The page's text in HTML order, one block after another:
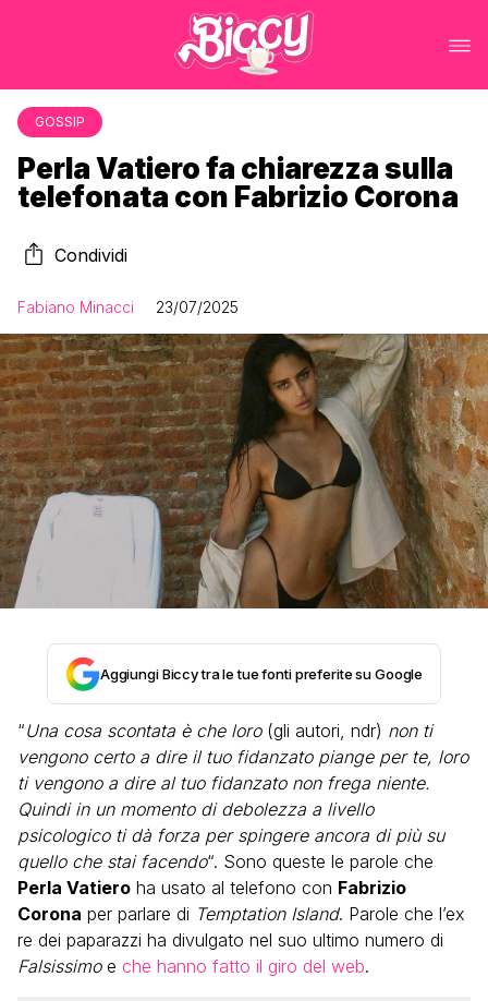
GOSSIP
Perla Vatiero fa chiarezza sulla
telefonata con Fabrizio Corona
Condividi
Fabiano Minacci 23/07/2025
Aggiungi Biccy tra le tue fonti preferite su Google
“Una cosa scontata è che loro(gli autori, ndr) non ti
vengono certo a dire il tuo fidanzato piange per te, loro
ti vengono a dire al tuo fidanzato non frega niente.
Quindi in un momento di debolezza a livello
psicologico ti dà forza per spingere ancora di più su
quello che stai facendo“. Sono queste le parole che
Perla Vatiero ha usato al telefono con Fabrizio
Corona per parlare di Temptation Island. Parole che l’ex
re dei paparazzi ha divulgato nel suo ultimo numero di
Falsissimoe che hanno fatto il giro del web.